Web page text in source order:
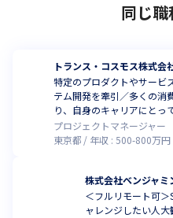
同じ
トランス・コスモス株式会
特定のプロダクトやサービ
テム開発を牽引／多くの消
り、自身のキャリアにとっ
プロジェクトマネージャー
東京都
年収 : 500-800万円
株式会社ベンジャミ
＜フルリモート可
ャレンジしたい人大